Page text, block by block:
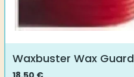
Waxbuster Wax Guard